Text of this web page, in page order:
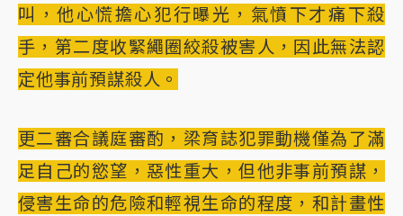
叫，他心慌擔心犯行曝光，氣憤下才痛下殺
手，第二度收緊繩圈絞殺被害人，因此無法認
定他事前預謀殺人。
更二審合議庭審酌，梁育誌犯罪動機僅為了滿
足自己的慾望，惡性重大，但他非事前預謀，
侵害生命的危險和輕視生命的程度，和計畫性